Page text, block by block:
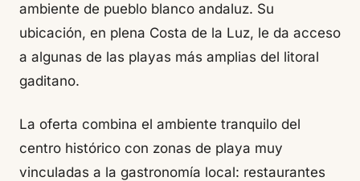
ambiente de pueblo blanco andaluz. Su
ubicación, en plena Costa de la Luz, le da acceso
a algunas de las playas más amplias del litoral
gaditano.
La oferta combina el ambiente tranquilo del
centro histórico con zonas de playa muy
vinculadas a la gastronomía local: restaurantes